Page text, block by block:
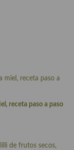
receta paso a paso